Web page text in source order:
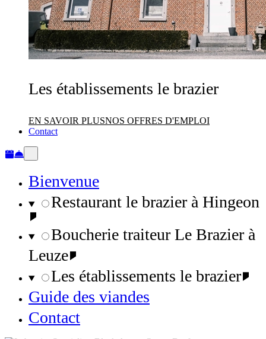
Les établissements le brazier
EN SAVOIR PLUSNOS OFFRES D'EMPLOI
Contact
Bienvenue
Restaurant le brazier à Hingeon
Boucherie traiteur Le Brazier à
Leuze
Les établissements le brazier
Guide des viandes
Contact